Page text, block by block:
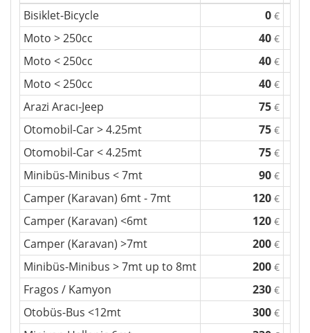
Bisiklet-Bicycle
0 €
Moto > 250cc 40 €
Moto < 250cc 40 €
Moto < 250cc 40 €
Arazi Aracı-Jeep 75 €
Otomobil-Car > 4.25mt 75 €
Otomobil-Car < 4.25mt 75 €
Minibüs-Minibus < 7mt 90 €
Camper (Karavan) 6mt - 7mt 120 €
Camper (Karavan) <6mt 120 €
Camper (Karavan) >7mt 200 €
Minibüs-Minibus > 7mt up to 8mt 200 €
Fragos / Kamyon 230 €
Otobüs-Bus <12mt 300 €